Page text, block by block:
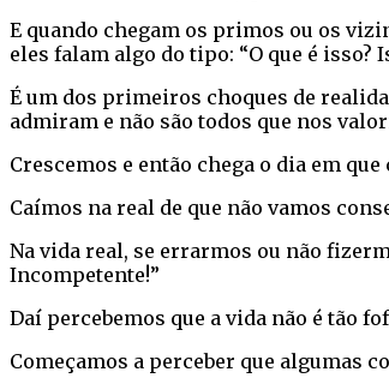
E quando chegam os primos ou os
eles falam algo do tipo: “O que é isso?
É um dos primeiros choques de
admiram e não são todos que nos
Crescemos e então chega o dia em
Caímos na real de que não vamos
Na vida real, se errarmos ou não
Incompetente!”
Daí percebemos que a vida não é tão
Começamos a perceber que algumas